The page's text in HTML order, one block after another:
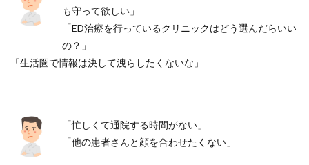
も守って欲しい」
「ED治療を行っているクリニックはどう選んだらいい
の？」
「生活圏で情報は決して洩らしたくないな」
「忙しくて通院する時間がない」
「他の患者さんと顔を合わせたくない」